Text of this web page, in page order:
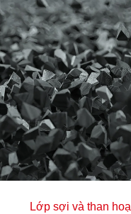
Lớp sợi và than